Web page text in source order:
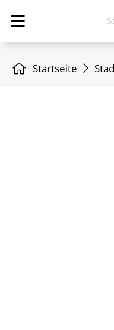
Startseite